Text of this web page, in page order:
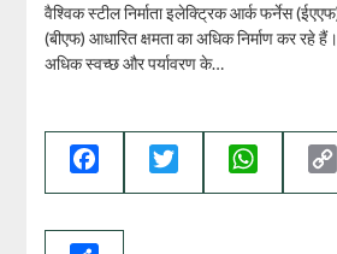
वैश्विक स्‍टील निर्माता इलेक्ट्रिक आर्क फर्नेस
(बीएफ) आधारित क्षमता का अधिक निर्माण कर रहे
अधिक स्‍वच्‍छ और पर्यावरण के…
Facebook Twitter WhatsApp